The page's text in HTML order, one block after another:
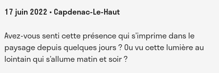
17 juin 2022 Capdenac-Le-Haut
Avez-vous senti cette présence qui s’imprime dans le
paysage depuis quelques jours ? Ou vu cette lumière au
lointain qui s’allume matin et soir ?